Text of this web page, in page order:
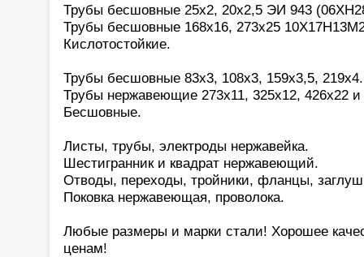
Трубы бесшовные 25х2, 20х2,5 ЭИ 943
Трубы бесшовные 168х16, 273х25
Кислотостойкие.
Трубы бесшовные 83х3, 108х3, 159х3,5,
Трубы нержавеющие 273х11, 325х12, 426х22 и
Бесшовные.
Листы, трубы, электроды нержавейка.
Шестигранник и квадрат нержавеющий.
Отводы, переходы, тройники, фланцы,
Поковка нержавеющая, проволока.
Любые размеры и марки стали! Хорошее
ценам!